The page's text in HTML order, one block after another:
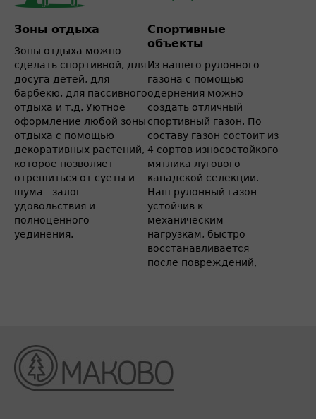
Зоны отдыха
Зоны отдыха можно
сделать спортивной, для
досуга детей, для
барбекю, для пассивного
отдыха и т.д. Уютное
оформление любой зоны
отдыха с помощью
декоративных растений,
которое позволяет
отрешиться от суеты и
шума - залог
удовольствия и
полноценного
уединения.
Спортивные
объекты
Из нашего рулонного
газона с помощью
одернения можно
создать отличный
спортивный газон. По
составу газон состоит из
4 сортов износостойкого
мятлика лугового
канадской селекции.
Наш рулонный газон
устойчив к
механическим
нагрузкам, быстро
восстанавливается
после повреждений,